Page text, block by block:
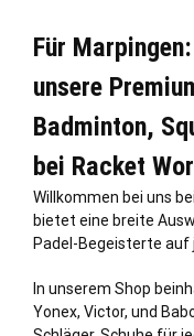
Für
unsere
Badminton,
bei Racket
Willkommen bei uns
bietet eine breite
Padel-Begeisterte auf
In unserem Shop
Yonex, Victor, und